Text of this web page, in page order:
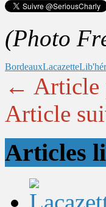
(Photo
BordeauxLacazette
← Article
Article
Articles